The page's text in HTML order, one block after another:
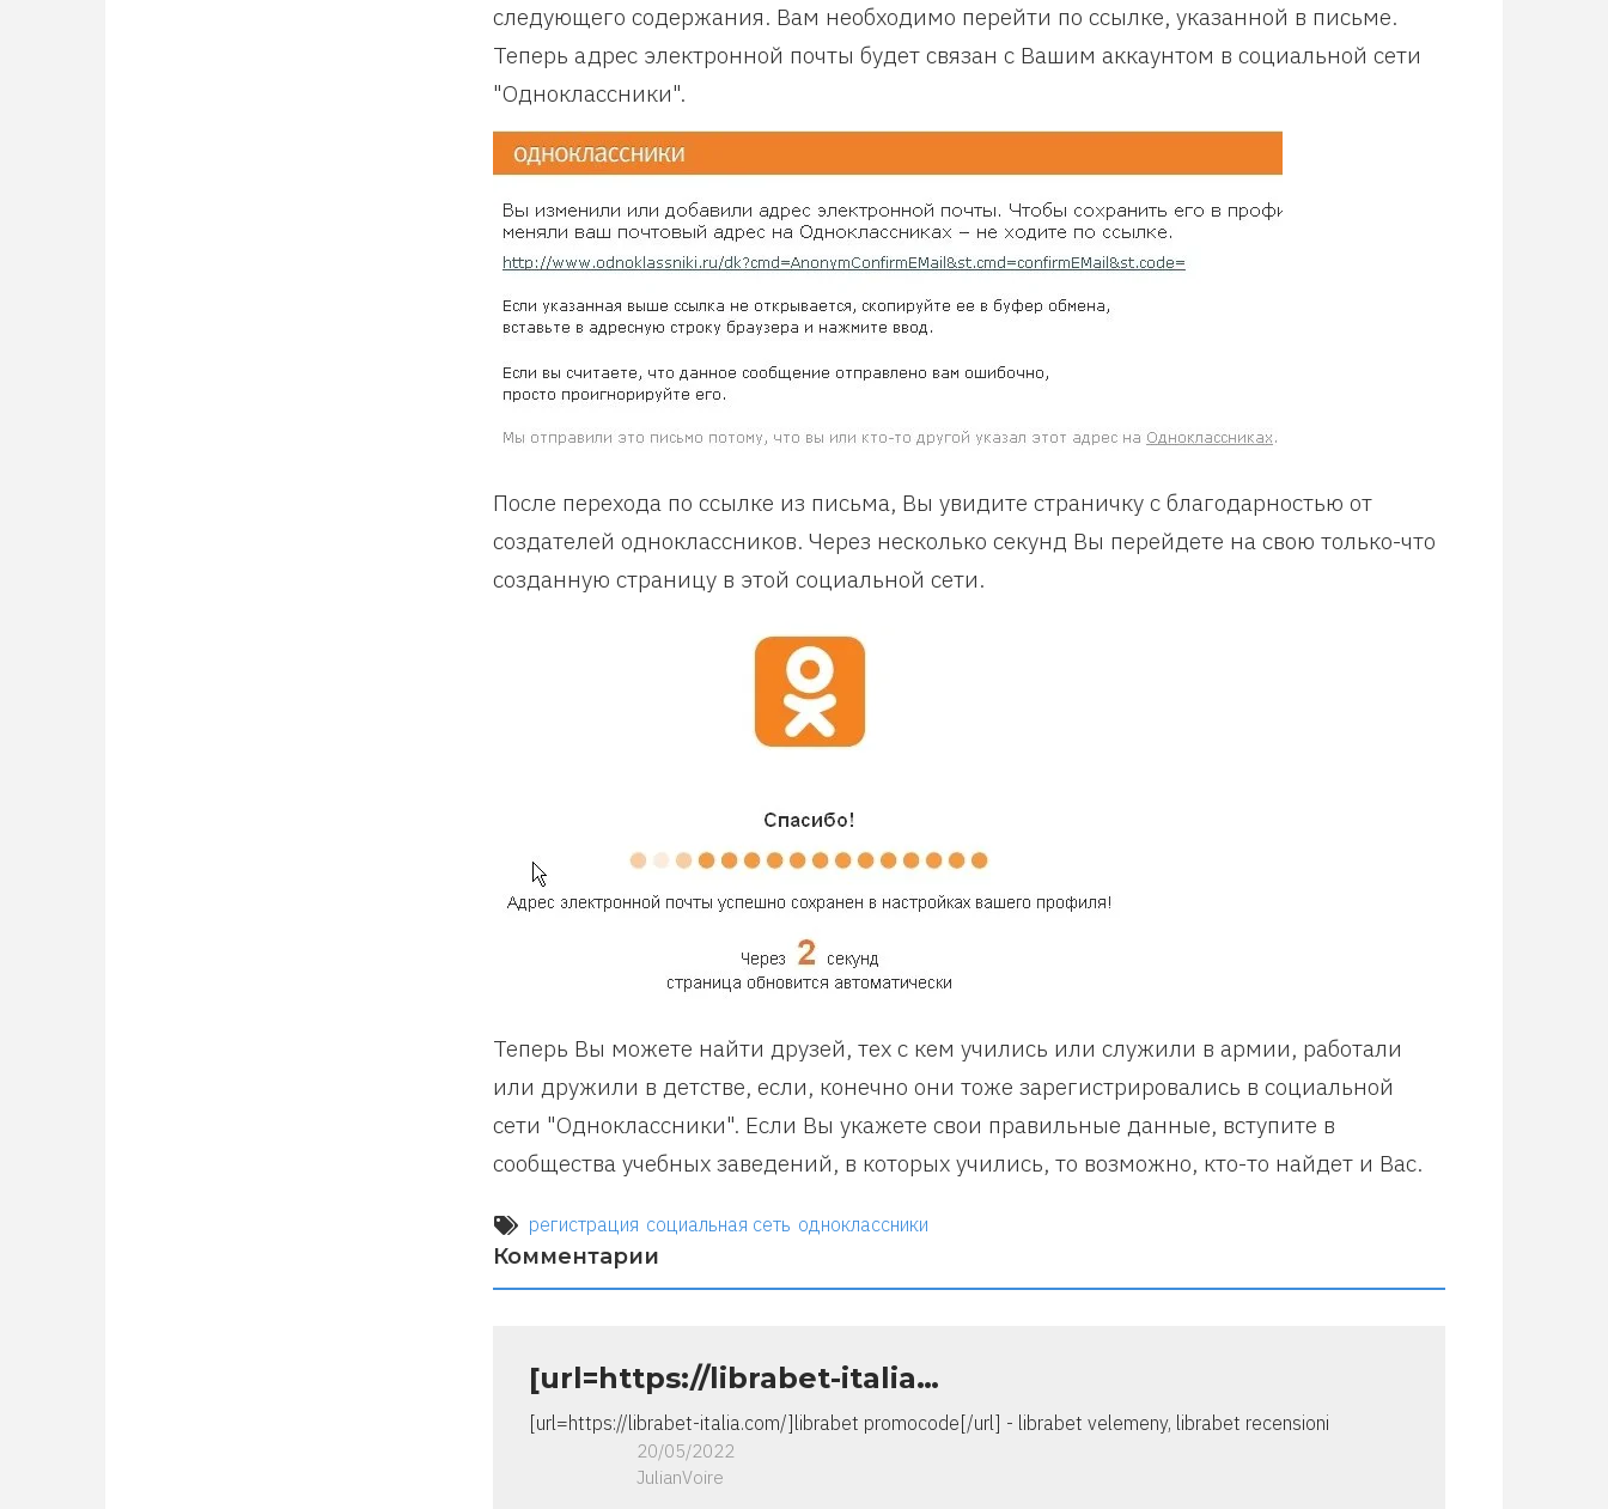
следующего содержания. Вам необходимо перейти по ссылке, указанной в письме.
Теперь адрес электронной почты будет связан с Вашим аккаунтом в социальной сети
"Одноклассники".
После перехода по ссылке из письма, Вы увидите страничку с благодарностью от
создателей одноклассников. Через несколько секунд Вы перейдете на свою только-что
созданную страницу в этой социальной сети.
Теперь Вы можете найти друзей, тех с кем учились или служили в армии, работали
или дружили в детстве, если, конечно они тоже зарегистрировались в социальной
сети "Одноклассники". Если Вы укажете свои правильные данные, вступите в
сообщества учебных заведений, в которых учились, то возможно, кто-то найдет и Вас.
регистрация социальная сеть одноклассники
Комментарии
[url=https://librabet-italia…
[url=https://librabet-italia.com/]librabet promocode[/url] - librabet velemeny, librabet recensioni
20/05/2022
JulianVoire